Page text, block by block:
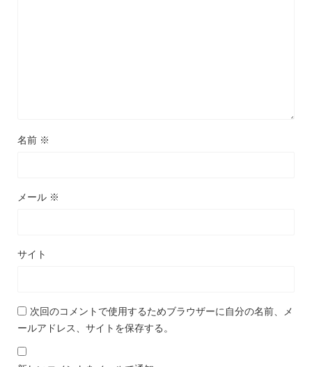
名前 ※
メール ※
サイト
次回のコメントで使用するためブラウザーに自分の名前、メ
ールアドレス、サイトを保存する。